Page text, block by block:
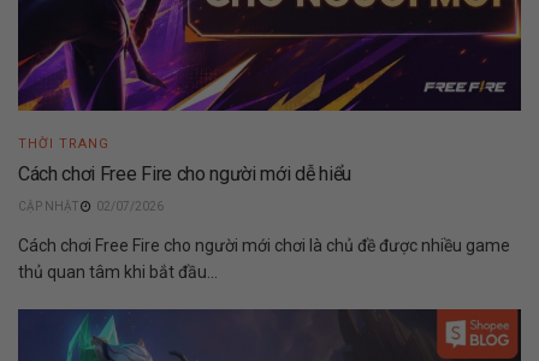
THỜI TRANG
Cách chơi Free Fire cho người mới dễ hiểu
02/07/2026
Cách chơi Free Fire cho người mới chơi là chủ đề được nhiều game
thủ quan tâm khi bắt đầu...